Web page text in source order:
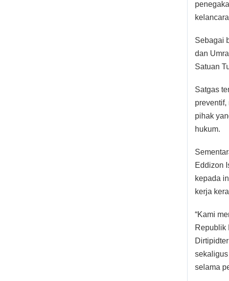
Sebagai
dan
Satuan
Satgas
pihak
hukum.
Eddizon
kepada
kerja
“Kami
Republik
selama